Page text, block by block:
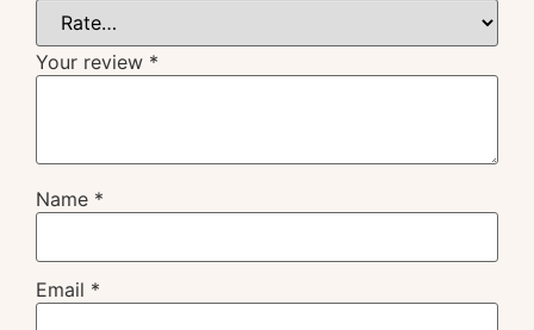
Your review *
Name *
Email *